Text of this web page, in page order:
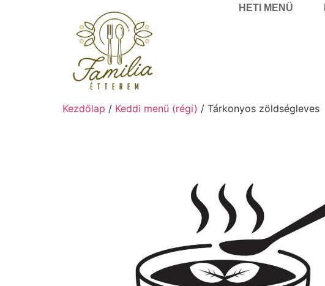
HETI MENÜ
Kezdőlap / Keddi menü (régi) / Tárkonyos zöldségleves